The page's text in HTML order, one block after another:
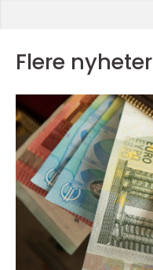
Flere nyheter